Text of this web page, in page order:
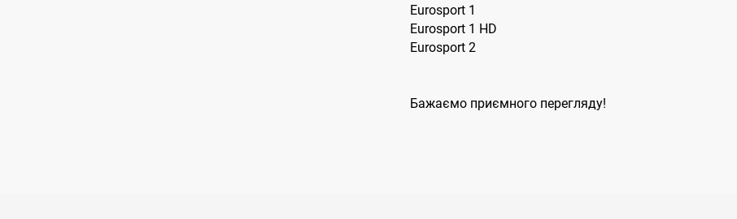
Eurosport 1
Eurosport 1 HD
Eurosport 2
Бажаємо приємного перегляду!